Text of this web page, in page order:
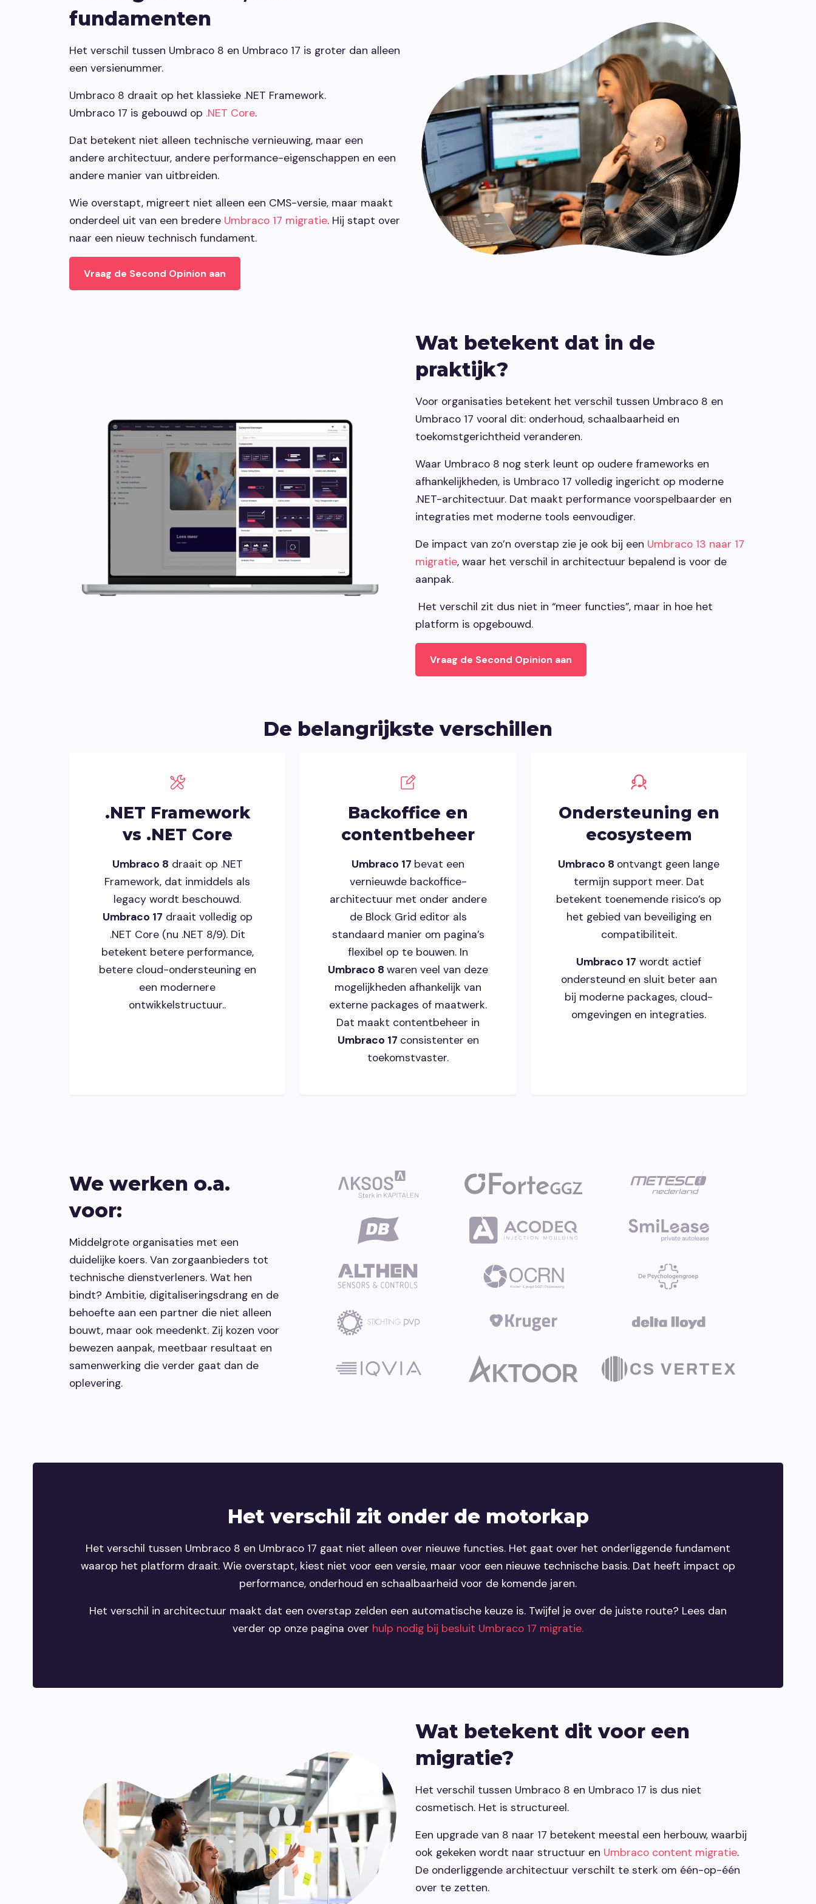
Development
Webontwikkeling die past bij jouw
Leadinfo
Direct bedrijven herkennen op je
website. Perfect voor Sales!.
fundamenten
Het verschil tussen Umbraco 8 en Umbraco 17 is groter dan alleen
een versienummer.
Umbraco 8 draait op het klassieke .NET Framework.
Umbraco 17 is gebouwd op .NET Core.
Dat betekent niet alleen technische vernieuwing, maar een
andere architectuur, andere performance-eigenschappen en een
andere manier van uitbreiden.
Wie overstapt, migreert niet alleen een CMS-versie, maar maakt
onderdeel uit van een bredere Umbraco 17 migratie. Hij stapt over
naar een nieuw technisch fundament.
Vraag de Second Opinion aan
Wat betekent dat in de
praktijk?
Voor organisaties betekent het verschil tussen Umbraco 8 en
Umbraco 17 vooral dit: onderhoud, schaalbaarheid en
toekomstgerichtheid veranderen.
Waar Umbraco 8 nog sterk leunt op oudere frameworks en
afhankelijkheden, is Umbraco 17 volledig ingericht op moderne
.NET-architectuur. Dat maakt performance voorspelbaarder en
integraties met moderne tools eenvoudiger.
De impact van zo’n overstap zie je ook bij een Umbraco 13 naar 17
migratie, waar het verschil in architectuur bepalend is voor de
aanpak.
Het verschil zit dus niet in “meer functies”, maar in hoe het
platform is opgebouwd.
Vraag de Second Opinion aan
De belangrijkste verschillen
.NET Framework
vs .NET Core
Umbraco 8 draait op .NET
Framework, dat inmiddels als
legacy wordt beschouwd.
Umbraco 17 draait volledig op
.NET Core (nu .NET 8/9). Dit
betekent betere performance,
betere cloud-ondersteuning en
een modernere
ontwikkelstructuur..
Backoffice en
contentbeheer
Umbraco 17 bevat een
vernieuwde backoffice-
architectuur met onder andere
de Block Grid editor als
standaard manier om pagina’s
flexibel op te bouwen. In
Umbraco 8 waren veel van deze
mogelijkheden afhankelijk van
externe packages of maatwerk.
Dat maakt contentbeheer in
Umbraco 17 consistenter en
toekomstvaster.
Ondersteuning en
ecosysteem
Umbraco 8 ontvangt geen lange
termijn support meer. Dat
betekent toenemende risico’s op
het gebied van beveiliging en
compatibiliteit.
Umbraco 17 wordt actief
ondersteund en sluit beter aan
bij moderne packages, cloud-
omgevingen en integraties.
We werken o.a.
voor:
Middelgrote organisaties met een
duidelijke koers. Van zorgaanbieders tot
technische dienstverleners. Wat hen
bindt? Ambitie, digitaliseringsdrang en de
behoefte aan een partner die niet alleen
bouwt, maar ook meedenkt. Zij kozen voor
bewezen aanpak, meetbaar resultaat en
samenwerking die verder gaat dan de
oplevering.
Het verschil zit onder de motorkap
Het verschil tussen Umbraco 8 en Umbraco 17 gaat niet alleen over nieuwe functies. Het gaat over het onderliggende fundament
waarop het platform draait. Wie overstapt, kiest niet voor een versie, maar voor een nieuwe technische basis. Dat heeft impact op
performance, onderhoud en schaalbaarheid voor de komende jaren.
Het verschil in architectuur maakt dat een overstap zelden een automatische keuze is. Twijfel je over de juiste route? Lees dan
verder op onze pagina over hulp nodig bij besluit Umbraco 17 migratie.
Wat betekent dit voor een
migratie?
Het verschil tussen Umbraco 8 en Umbraco 17 is dus niet
cosmetisch. Het is structureel.
Een upgrade van 8 naar 17 betekent meestal een herbouw, waarbij
ook gekeken wordt naar structuur en Umbraco content migratie.
De onderliggende architectuur verschilt te sterk om één-op-één
over te zetten.